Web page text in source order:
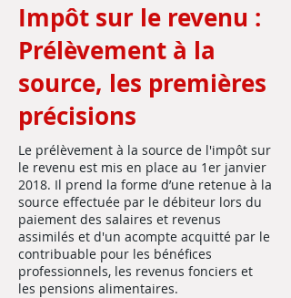
Impôt sur le revenu :
Prélèvement à la
source, les premières
précisions
Le prélèvement à la source de l'impôt sur
le revenu est mis en place au 1er janvier
2018. Il prend la forme d’une retenue à la
source effectuée par le débiteur lors du
paiement des salaires et revenus
assimilés et d'un acompte acquitté par le
contribuable pour les bénéfices
professionnels, les revenus fonciers et
les pensions alimentaires.